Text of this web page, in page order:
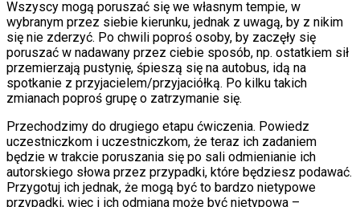
Wszyscy mogą poruszać się we własnym tempie, w
wybranym przez siebie kierunku, jednak z uwagą, by z nikim
się nie zderzyć. Po chwili poproś osoby, by zaczęły się
poruszać w nadawany przez ciebie sposób, np. ostatkiem sił
przemierzają pustynię, śpieszą się na autobus, idą na
spotkanie z przyjacielem/przyjaciółką. Po kilku takich
zmianach poproś grupę o zatrzymanie się.
Przechodzimy do drugiego etapu ćwiczenia. Powiedz
uczestniczkom i uczestniczkom, że teraz ich zadaniem
będzie w trakcie poruszania się po sali odmienianie ich
autorskiego słowa przez przypadki, które będziesz podawać.
Przygotuj ich jednak, że mogą być to bardzo nietypowe
przypadki, więc i ich odmiana może być nietypowa –